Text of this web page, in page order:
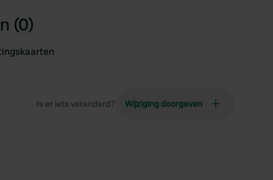
(0)
Is er iets veranderd? Wijziging doorgeven